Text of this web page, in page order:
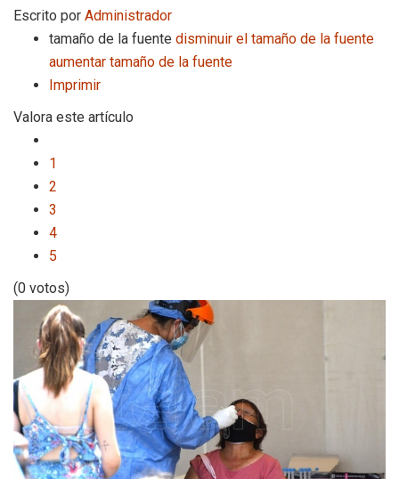
Escrito por Administrador
tamaño de la fuente disminuir el tamaño de la fuente
aumentar tamaño de la fuente
Imprimir
Valora este artículo
1
2
3
4
5
(0 votos)